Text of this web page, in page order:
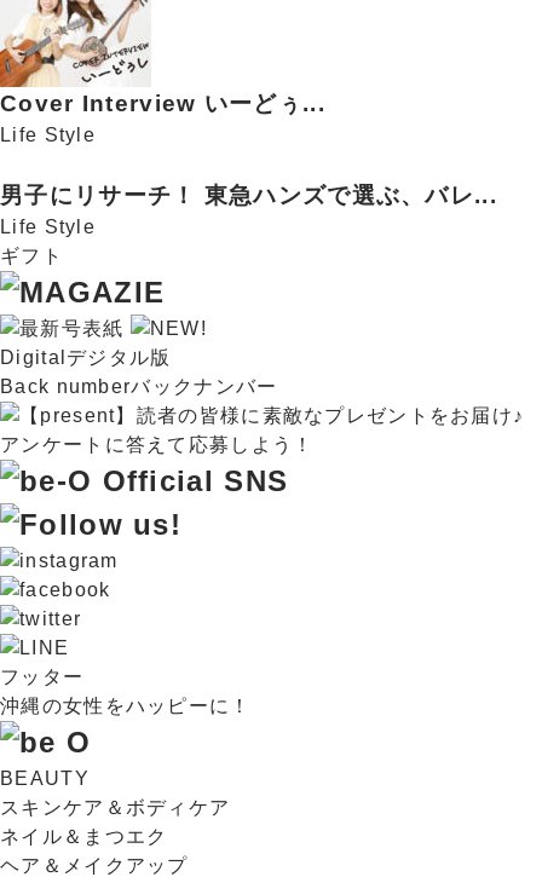
Cover Interview いーどぅ...
Life Style
男子にリサーチ！ 東急ハンズで選ぶ、バレ...
Life Style
ギフト
Digital デジタル版
Back numberバックナンバー
フッター
沖縄の女性をハッピーに！
BEAUTY
スキンケア＆ボディケア
ネイル＆まつエク
ヘア＆メイクアップ